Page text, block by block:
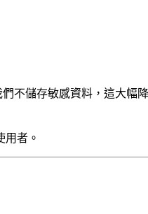
不儲存敏感資料，這大幅
者。